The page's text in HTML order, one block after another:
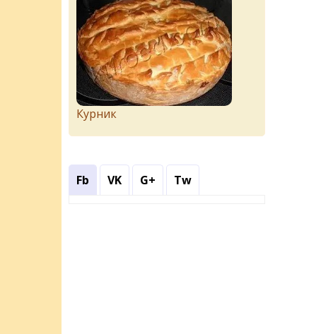
Курник
Fb VK G+ Tw